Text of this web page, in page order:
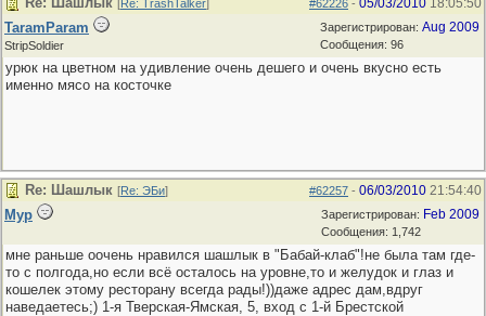
#62226 - 05/03/2010 18:05:50
[Re: TrashTalker]
Зарегистрирован: Aug 2009
Сообщения: 96
TaramParam
StripSoldier
урюк на цветном на удивление очень дешего и очень вкусно есть
именно мясо на косточке
#62257 - 06/03/2010 21:54:40
Re: Шашлык [Re: ЭБи]
Зарегистрирован: Feb 2009
Сообщения: 1,742
Мур
мне раньше оочень нравился шашлык в "Бабай-клаб"!не была там где-
то с полгода,но если всё осталось на уровне,то и желудок и глаз и
кошелек этому ресторану всегда рады!))даже адрес дам,вдруг
наведаетесь;) 1-я Тверская-Ямская, 5, вход с 1-й Брестской